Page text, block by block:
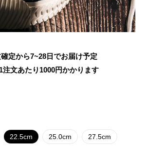
定から7~28日でお届け予定
注文あたり 1000円かかります
22.5cm 25.0cm 27.5cm